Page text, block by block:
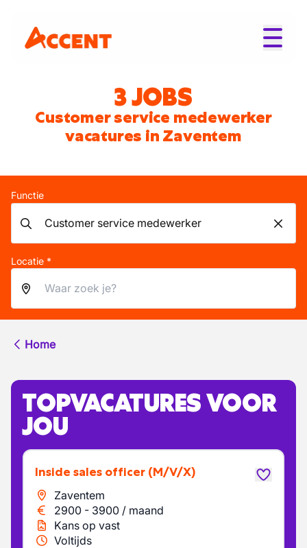
3 JOBS
Customer service medewerker
vacatures in Zaventem
Functie
Locatie *
Home
TOPVACATURES VOOR
JOU
Inside sales officer (M/V/X)
Zaventem
2900 - 3900 / maand
Kans op vast
Voltijds